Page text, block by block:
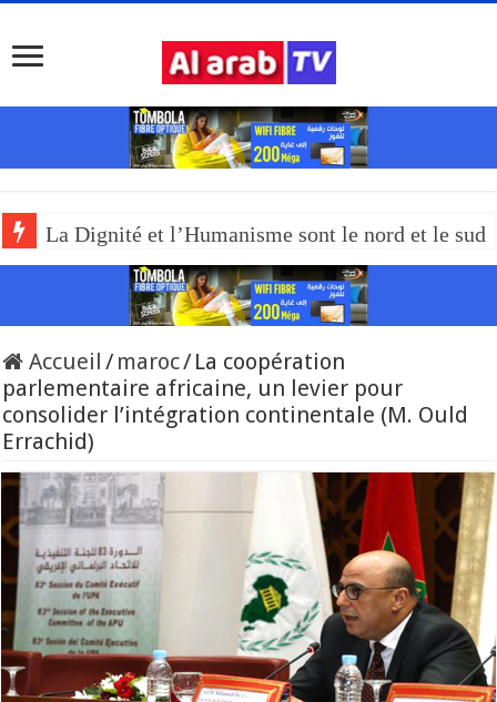
La Dignité et l’Humanisme sont le nord et le
Accueil / maroc/ La coopération
parlementaire africaine, un levier pour
consolider l’intégration continentale (M. Ould
Errachid)